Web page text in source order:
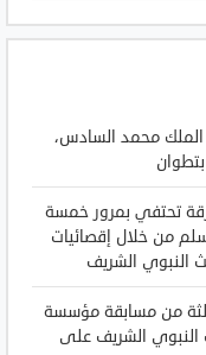
الملك محمد السادس،
تحتفي بمرور خمسة
من خلال إقصائيات
النبوي الشريف
من مسابقة مؤسسة
النبوي الشريف على